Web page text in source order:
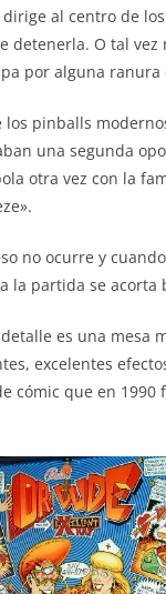
al centro de
detenerla. O tal vez
por alguna ranura
los pinballs
una segunda
otra vez con la
no ocurre y
la partida se acorta
es una mesa
excelentes
cómic que en 1990